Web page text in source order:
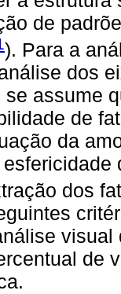
de
). Para a
dos
assume
de
da
dos
de